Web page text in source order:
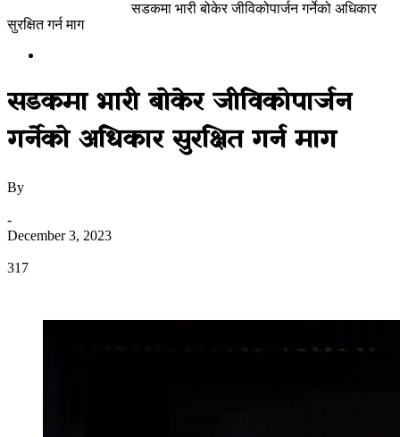
सडकमा भारी बोकेर जीविकोपार्जन गर्नेको अधिकार
सुरक्षित गर्न माग
सडकमा भारी बोकेर जीविकोपार्जन
गर्नेको अधिकार सुरक्षित गर्न माग
By
-
December 3, 2023
317